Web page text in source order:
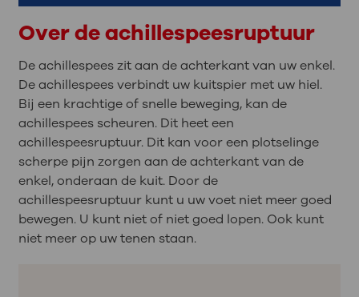
Over de achillespeesruptuur
De achillespees zit aan de achterkant van uw enkel.
De achillespees verbindt uw kuitspier met uw hiel.
Bij een krachtige of snelle beweging, kan de
achillespees scheuren. Dit heet een
achillespeesruptuur. Dit kan voor een plotselinge
scherpe pijn zorgen aan de achterkant van de
enkel, onderaan de kuit. Door de
achillespeesruptuur kunt u uw voet niet meer goed
bewegen. U kunt niet of niet goed lopen. Ook kunt
niet meer op uw tenen staan.